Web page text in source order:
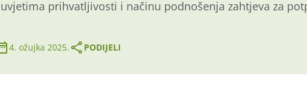
uvjetima prihvatljivosti i načinu podnošenja zahtjeva za
4. ožujka 2025. PODIJELI